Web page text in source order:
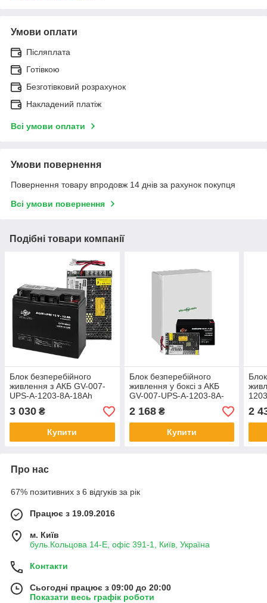
Умови оплати
Післяплата
Готівкою
Безготівковий розрахунок
Накладений платіж
Всі умови оплати
Умови повернення
Повернення товару впродовж 14 днів за рахунок покупця
Всі умови повернення
Подібні товари компанії
Блок безперебійного
живлення з АКБ GV-007-
UPS-A-1203-8A-18Ah
3 030 ₴
Купити
Блок безперебійного
живлення у боксі з АКБ
GV-007-UPS-A-1203-8A-
7Ah
2 168₴
Купити
2
Про нас
67% позитивних з 6 відгуків за рік
Працює з 19.09.2016
м. Київ
буль.Кольцова 14-Е, офіс 391-1, Київ, Україна
Контакти
Сьогодні працює з 09:00 до 20:00
Показати весь графік роботи